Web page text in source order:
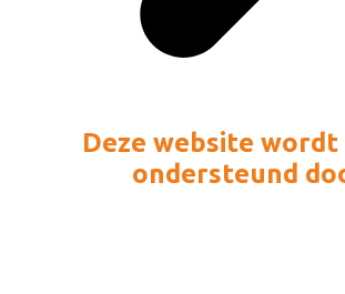
Deze website wordt
ondersteund